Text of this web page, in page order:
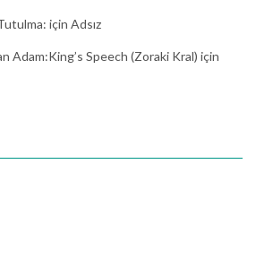
için Adsız
Adam:King’s Speech (Zoraki Kral) için